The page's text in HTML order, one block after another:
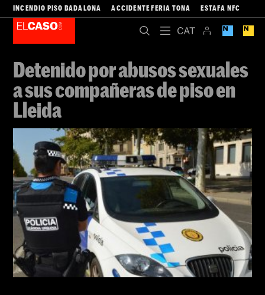
INCENDIO PISO BADALONA ACCIDENTE FERIA TONA ESTAFA NFC
Detenido por abusos sexuales
a sus compañeras de piso en
Lleida